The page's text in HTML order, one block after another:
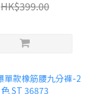
HK$399.00